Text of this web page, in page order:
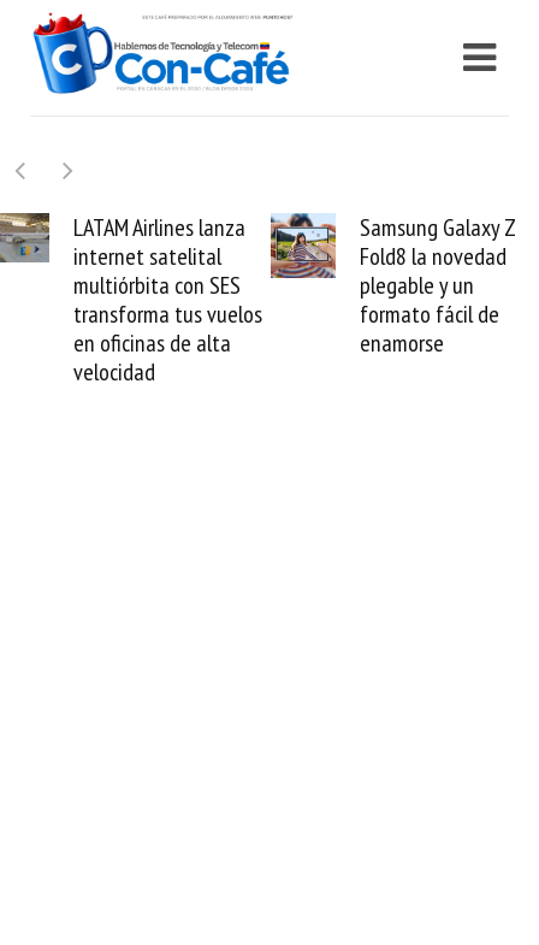
Airlines lanza
satelital
con SES
tus vuelos
oficinas de alta
Samsung Galaxy Z
Fold8 la novedad
plegable y un
formato fácil de